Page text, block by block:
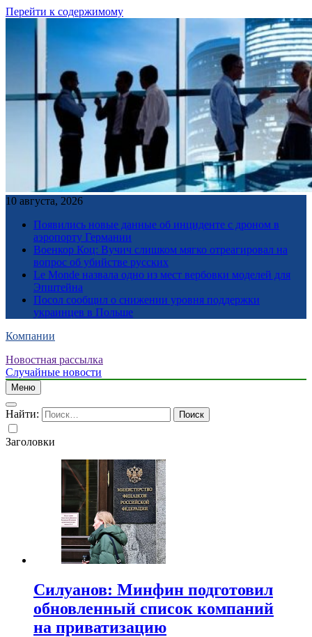
Перейти к содержимому
10 августа, 2026
Появились новые данные об инциденте с дроном в
аэропорту Германии
Военкор Коц: Вучич слишком мягко отреагировал на
вопрос об убийстве русских
Le Monde назвала одно из мест вербовки моделей для
Эпштейна
Посол сообщил о снижении уровня поддержки
украинцев в Польше
Компании
Новостная рассылка
Случайные новости
Меню
Найти:
Заголовки
Силуанов: Минфин подготовил
обновленный список компаний
на приватизацию